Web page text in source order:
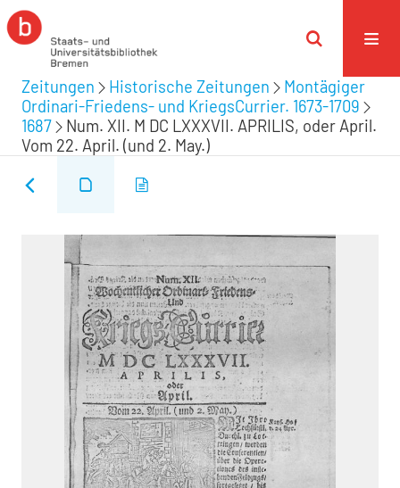
Zeitungen Historische Zeitungen
Montägiger
Ordinari-Friedens- und KriegsCurrier. 1673-1709
1687
Num. XII. M DC LXXXVII. APRILIS, oder April.
Vom 22. April. (und 2. May.)